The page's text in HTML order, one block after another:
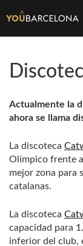
Actualmente la
ahora se llama
La discoteca
Olímpico frente
mejor zona para
catalanas.
La discoteca
capacidad para
inferior del club,